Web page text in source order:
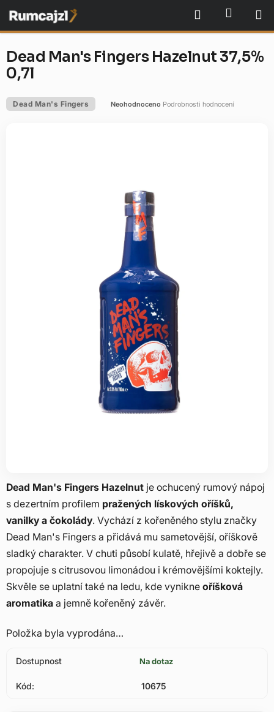
na
obsah
Hledat
Dead Man's Fingers Hazelnut je ochucený rumový nápoj
s dezertním profilem pražených lískových oříšků,
vanilky a čokolády. Vychází z kořeněného stylu značky
Dead Man's Fingers a přidává mu sametovější, oříškově
sladký charakter. V chuti působí kulatě, hřejivě a dobře se
propojuje s citrusovou limonádou i krémovějšími koktejly.
Skvěle se uplatní také na ledu, kde vynikne oříšková
aromatika a jemně kořeněný závěr.
Položka byla vyprodána…
Dostupnost Na dotaz
Kód: 10675
Dead Man's Fingers Hazelnut 37,5%
0,7l
Dead Man's Fingers
hvězdiček.
Neohodnoceno Podrobnosti hodnocení